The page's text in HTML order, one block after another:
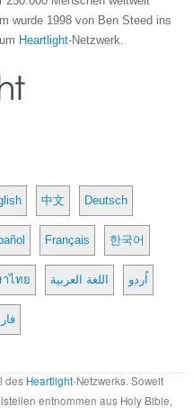
wurde 1998 von Ben Steed ins
Heartlight-Netzwerk.
中文 Deutsch
Français 한국어
ไทย اللغة العربية اُردو
des Heartlight-Netzwerks. Soweit
entnommen aus Holy Bible,